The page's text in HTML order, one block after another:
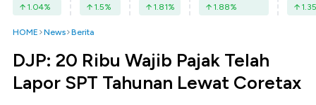
1.04% 1.5% 1.81% 1.88% 1.35
HOME News Berita
DJP: 20 Ribu Wajib Pajak Telah
Lapor SPT Tahunan Lewat Coretax